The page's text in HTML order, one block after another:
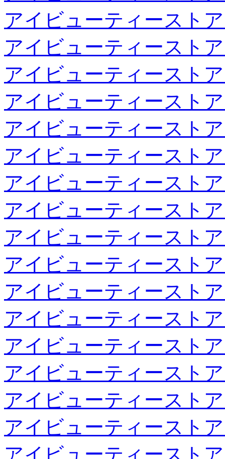
アイビューティースト
アイビューティースト
アイビューティースト
アイビューティースト
アイビューティースト
アイビューティースト
アイビューティースト
アイビューティースト
アイビューティースト
アイビューティースト
アイビューティースト
アイビューティースト
アイビューティースト
アイビューティースト
アイビューティースト
アイビューティースト
アイビューティースト